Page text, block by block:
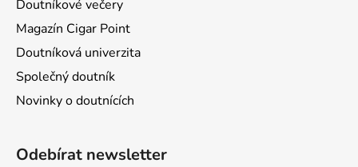
Doutníkové večery
Magazín Cigar Point
Doutníková univerzita
Společný doutník
Novinky o doutnících
Odebírat newsletter